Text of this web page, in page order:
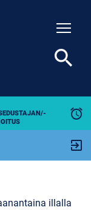
alarm
exit_to_app
search
illalla